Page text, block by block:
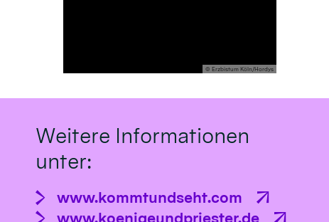
© Erzbistum Köln/Hordys
Weitere Informationen
unter:
www.kommtundseht.com
www.koenigeundpriester.de